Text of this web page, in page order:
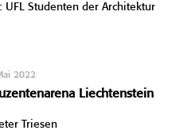
UFL Studenten der Architektur
2022
Liechtenstein
Triesen